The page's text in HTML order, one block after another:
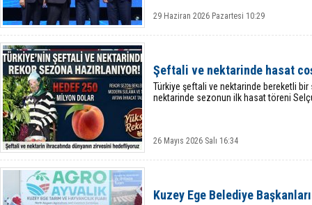
29 Haziran 2026 Pazartesi 10:29
Şeftali ve nektarinde hasat
Türkiye şeftali ve nektarinde bereketli bir
nektarinde sezonun ilk hasat töreni
26 Mayıs 2026 Salı 16:34
Kuzey Ege Belediye